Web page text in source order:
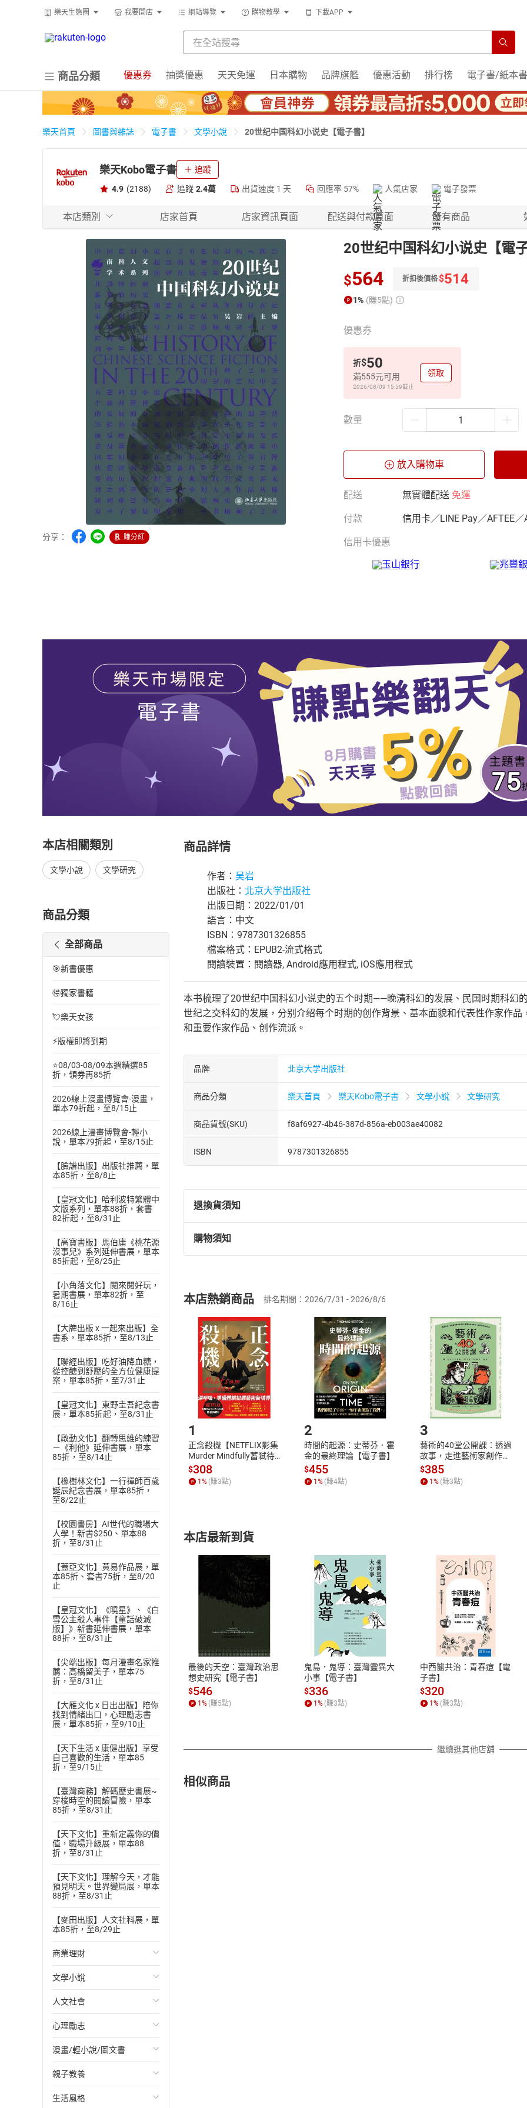
樂天生態圈 我要開店 網站導覽 購物教學 下載APP
商品分類 優惠券 抽獎優惠 天天免運 日本購物 品牌旗艦 優惠活動 排行榜 電子書/紙本書
樂天首頁 圖書與雜誌 電子書 文學小說 20世纪中国科幻小说史【電子書】
樂天Kobo電子書 追蹤
4.9 (2188) 追蹤 2.4萬 出貨速度 1 天 回應率 57% 人氣店家 電子發票
本店類別 店家首頁 店家資訊頁面 配送與付款頁面 所有商品
分享： 賺分紅
20世纪中国科幻小说史【電
$564 折扣後價格$514
1% (賺5點)
優惠券
折$50
滿555元可用
2026/08/09 15:59截止
領取
數量
放入購物車
配送 無實體配送 免運
付款 信用卡／LINE Pay／AFTEE／
信用卡優惠
本店相關類別
文學小說 文學研究
商品分類
全部商品
🎯新書優惠
🉐獨家書籍
💘樂天女孩
⚡版權即將到期
⭐08/03-08/09本週精選85
折，領券再85折
2026線上漫畫博覽會-漫畫，
單本79折起，至8/15止
2026線上漫畫博覽會-輕小
說，單本79折起，至8/15止
【臉譜出版】出版社推薦，單
本85折，至8/8止
【皇冠文化】哈利波特繁體中
文版系列，單本88折，套書
82折起，至8/31止
【高寶書版】馬伯庸《桃花源
沒事兒》系列延伸書展，單本
85折起，至8/25止
【小角落文化】閱來閱好玩，
暑期書展，單本82折，至
8/16止
【大牌出版 x 一起來出版】全
書系，單本85折，至8/13止
【聯經出版】吃好油降血糖，
從控醣到舒壓的全方位健康提
案，單本85折，至7/31止
【皇冠文化】東野圭吾紀念書
展，單本85折起，至8/31止
【啟動文化】翻轉思維的練習
－《利他》延伸書展，單本
85折，至8/14止
【橡樹林文化】一行禪師百歲
誕辰紀念書展，單本85折，
至8/22止
【校園書房】AI世代的職場大
人學！新書$250、單本88
折，至8/31止
【蓋亞文化】黃易作品展，單
本85折、套書75折，至8/20
止
【皇冠文化】《曉星》、《白
雪公主殺人事件【童話破滅
版】》新書延伸書展，單本
88折，至8/31止
【尖端出版】每月漫畫名家推
薦：高橋留美子，單本75
折，至8/31止
【大雁文化 x 日出出版】陪你
找到情緒出口，心理勵志書
展，單本85折，至9/10止
【天下生活 x 康健出版】享受
自己喜歡的生活，單本85
折，至9/15止
【臺灣商務】解碼歷史書展~
穿梭時空的閱讀冒險，單本
85折，至8/31止
【天下文化】重新定義你的價
值，職場升級展，單本88
折，至8/31止
【天下文化】理解今天，才能
預見明天。世界變局展，單本
88折，至8/31止
【麥田出版】人文社科展，單
本85折，至8/29止
商業理財
投資理財
經濟/趨勢
財務/金融
管理/領導
職場工作術
成功法
文學小說
歐美文學
日本文學
韓國文學
華文文學
經典文學
人文社會
國際關係
政治
社會科學
台灣/中國歷史
心理勵志
心靈成長/情緒
人際關係
兩性關係
漫畫/輕小說/圖文書
輕小說
奇幻/科幻
親子教養
教育現場
生活風格
商品詳情
作者： 吴岩
出版社： 北京大学出版社
出版日期：2022/01/01
語言：中文
ISBN：9787301326855
檔案格式：EPUB2-流式格式
閱讀裝置：閱讀器, Android應用程式, iOS應用程式
本书梳理了20世纪中国科幻小说史的五个时期——晚清科幻的发展、民国时期科幻
世纪之交科幻的发展，分别介绍每个时期的创作背景、基本面貌和代表性作家作
和重要作家作品、创作流派。
品牌 北京大学出版社
商品分類 樂天首頁 樂天Kobo電子書 文學小說 文學研究
商品貨號(SKU) f8af6927-4b46-387d-856a-eb003ae40082
ISBN 9787301326855
退換貨須知
退換貨規定：
(一)依消費者保護法第19條第1項後段暨通訊交易解除權合理例外情事適用
(二)消費者訂購本店鋪之商品即代表知悉本店鋪所銷售之商品為電子書，
且已下載/存取電子書，不得請求退貨退款。
退貨方式：您欲取消訂單或辦理退貨時，請登入樂天市場，並於「我的訂單
貨」，本店鋪將依您的申請進行審核，待審核通過後將為您辦理退款事宜。
請注意，樂天市場須以整筆訂單為單位進行取消/退貨，恕無法以單支商品取
購物須知
挑選商品
Choose
放入購物車
Shopping cart
登入帳號
Login
購書後，如何開始使用？
Step1.選擇閱讀載具 Step2.登入
付款方式
ATM轉帳、信用卡、LINE PAY、AFTEE
退換貨規範
本店是否提供消費者保護法七日猶
之權利，遽消費者保護法及通訊交
除權合理例外情事適用準則，依商
質各有不同規定。詳細退換貨說明
照各商品說明。
本店熱銷商品 排名期間：2026/7/31 - 2026/8/6
1
正念殺機【NETFLIX影集
Murder Mindfully蓄弒待
發】【電子書】
$308
1 % (賺3點)
2
時間的起源：史蒂芬．霍
金的最終理論【電子書】
$455
1 % (賺4點)
3
藝術的40堂公開課：透過
故事，走進藝術家創作現
場，看藝術如何誕生、如
何形塑人類生活【電子
書】
$385
1 % (賺3點)
本店最新到貨
最後的天空：臺灣政治思
想史研究【電子書】
$546
1 % (賺5點)
鬼島．鬼導：臺灣靈異大
小事【電子書】
$336
1 % (賺3點)
中西醫共治：青春痘【電
子書】
$320
1 % (賺3點)
繼續逛其他店舖
相似商品